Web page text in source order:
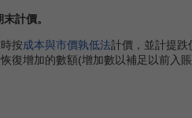
計價。
按成本與市價孰低法計價，並計提跌
復增加的數額(增加數以補足以前入